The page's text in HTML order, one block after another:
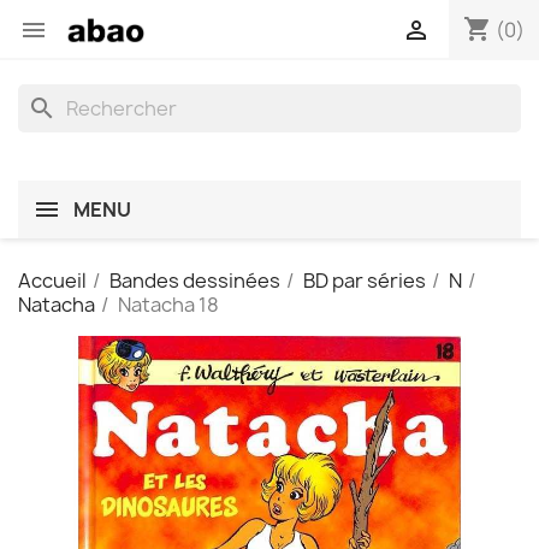
 shopping_cart (0)

search
MENU
Accueil Bandes dessinées BD par séries
N
Natacha
Natacha 18